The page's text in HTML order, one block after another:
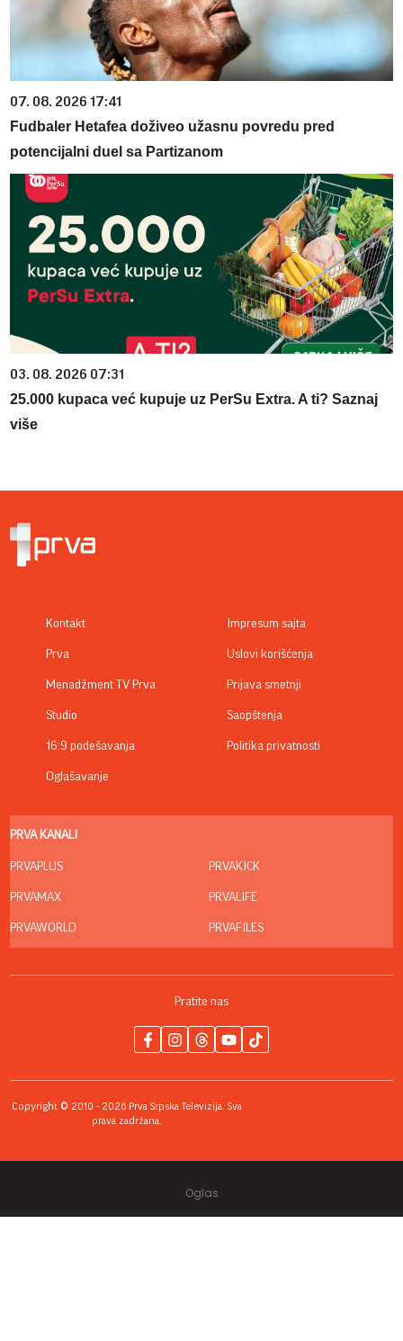
07. 08. 2026 17:41
Fudbaler Hetafea doživeo užasnu povredu pred
potencijalni duel sa Partizanom
03. 08. 2026 07:31
25.000 kupaca već kupuje uz PerSu Extra. A ti? Saznaj
više
Kontakt
Prva
Menadžment TV Prva
Studio
16:9 podešavanja
Oglašavanje
Impresum sajta
Uslovi korišćenja
Prijava smetnji
Saopštenja
Politika privatnosti
PRVA KANALI
PRVAPLUS
PRVAMAX
PRVAWORLD
PRVAKICK
PRVALIFE
PRVAFILES
Pratite nas
Copyright © 2010 - 2026 Prva Srpska Televizija. Sva
prava zadržana.